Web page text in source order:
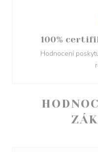
100%
Hodnocení